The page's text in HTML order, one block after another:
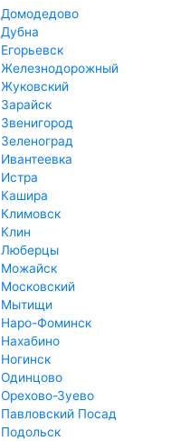
Домодедово
Дубна
Егорьевск
Железнодорожный
Жуковский
Зарайск
Звенигород
Зеленоград
Ивантеевка
Истра
Кашира
Климовск
Клин
Люберцы
Можайск
Московский
Мытищи
Наро-Фоминск
Нахабино
Ногинск
Одинцово
Орехово-Зуево
Павловский Посад
Подольск